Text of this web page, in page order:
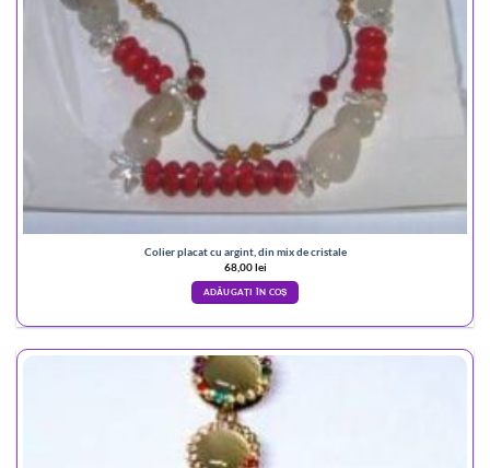
Colier placat cu argint, din mix de cristale
68,00lei
ADĂUGAȚI ÎN COȘ